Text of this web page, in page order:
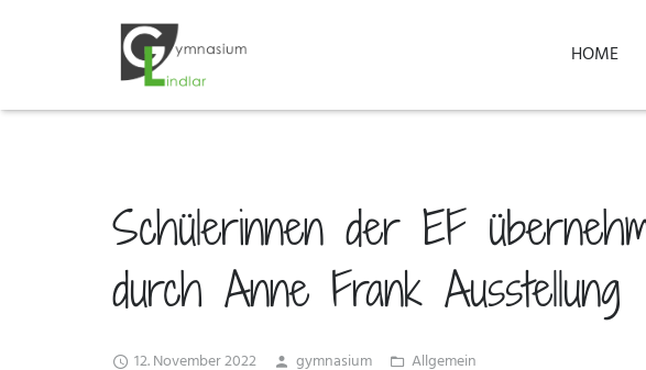
HOME
Schülerinnen der EF
durch Anne Frank Ausstellung
12. November 2022 gymnasium Allgemein